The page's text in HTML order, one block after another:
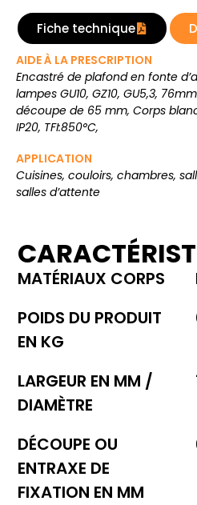
Fiche technique
AIDE À LA PRESCRIPTION
Encastré de plafond en fonte
lampes GU10, GZ10, GU5,3,
découpe de 65 mm, Corps
IP20, TFI:850°C,
APPLICATION
Cuisines, couloirs, chambres,
salles d’attente
MATÉRIAUX CORPS
POIDS DU PRODUIT
EN KG
LARGEUR EN MM /
DIAMÈTRE
DÉCOUPE OU
ENTRAXE DE
FIXATION EN MM